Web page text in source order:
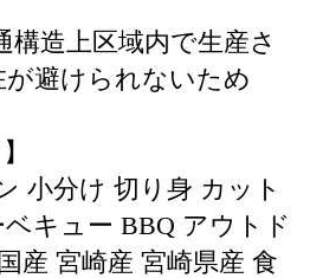
構造上区域内で生産さ
避けられないため
小分け 切り身 カット
キュー BBQ アウトド
産 宮崎産 宮崎県産 食